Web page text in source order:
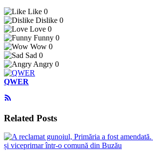
Like 0
Dislike 0
Love 0
Funny 0
Wow 0
Sad 0
Angry 0
QWER
Related Posts